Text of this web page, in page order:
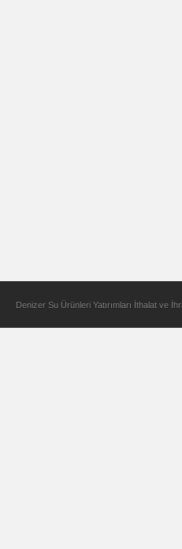
Denizer Su Ürünleri Yatırımları İthalat ve